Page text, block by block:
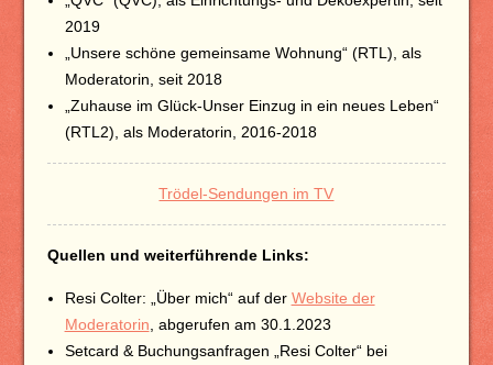
2019
„Unsere schöne gemeinsame Wohnung“ (RTL), als
Moderatorin, seit 2018
„Zuhause im Glück-Unser Einzug in ein neues Leben“
(RTL2), als Moderatorin, 2016-2018
Trödel-Sendungen im TV
Quellen und weiterführende Links:
Resi Colter: „Über mich“ auf der Website der
Moderatorin , abgerufen am 30.1.2023
Setcard & Buchungsanfragen „Resi Colter“ bei